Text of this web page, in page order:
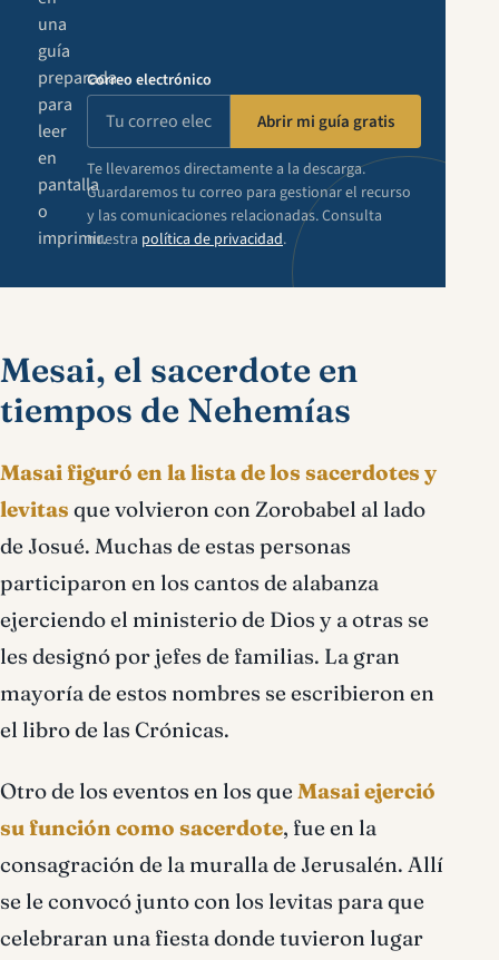
una
guía
preparada
para
leer
en
pantalla
o
imprimir.
Correo electrónico
Abrir mi guía gratis
Te llevaremos directamente a la descarga.
Guardaremos tu correo para gestionar el recurso
y las comunicaciones relacionadas. Consulta
nuestra política de privacidad.
Mesai, el sacerdote en
tiempos de Nehemías
Masai figuró en la lista de los sacerdotes y
levitas que volvieron con Zorobabel al lado
de Josué. Muchas de estas personas
participaron en los cantos de alabanza
ejerciendo el ministerio de Dios y a otras se
les designó por jefes de familias. La gran
mayoría de estos nombres se escribieron en
el libro de las Crónicas.
Otro de los eventos en los que Masai ejerció
su función como sacerdote, fue en la
consagración de la muralla de Jerusalén. Allí
se le convocó junto con los levitas para que
celebraran una fiesta donde tuvieron lugar